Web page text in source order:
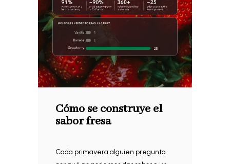
Cómo se construye el
sabor fresa
Cada primavera alguien pregunta